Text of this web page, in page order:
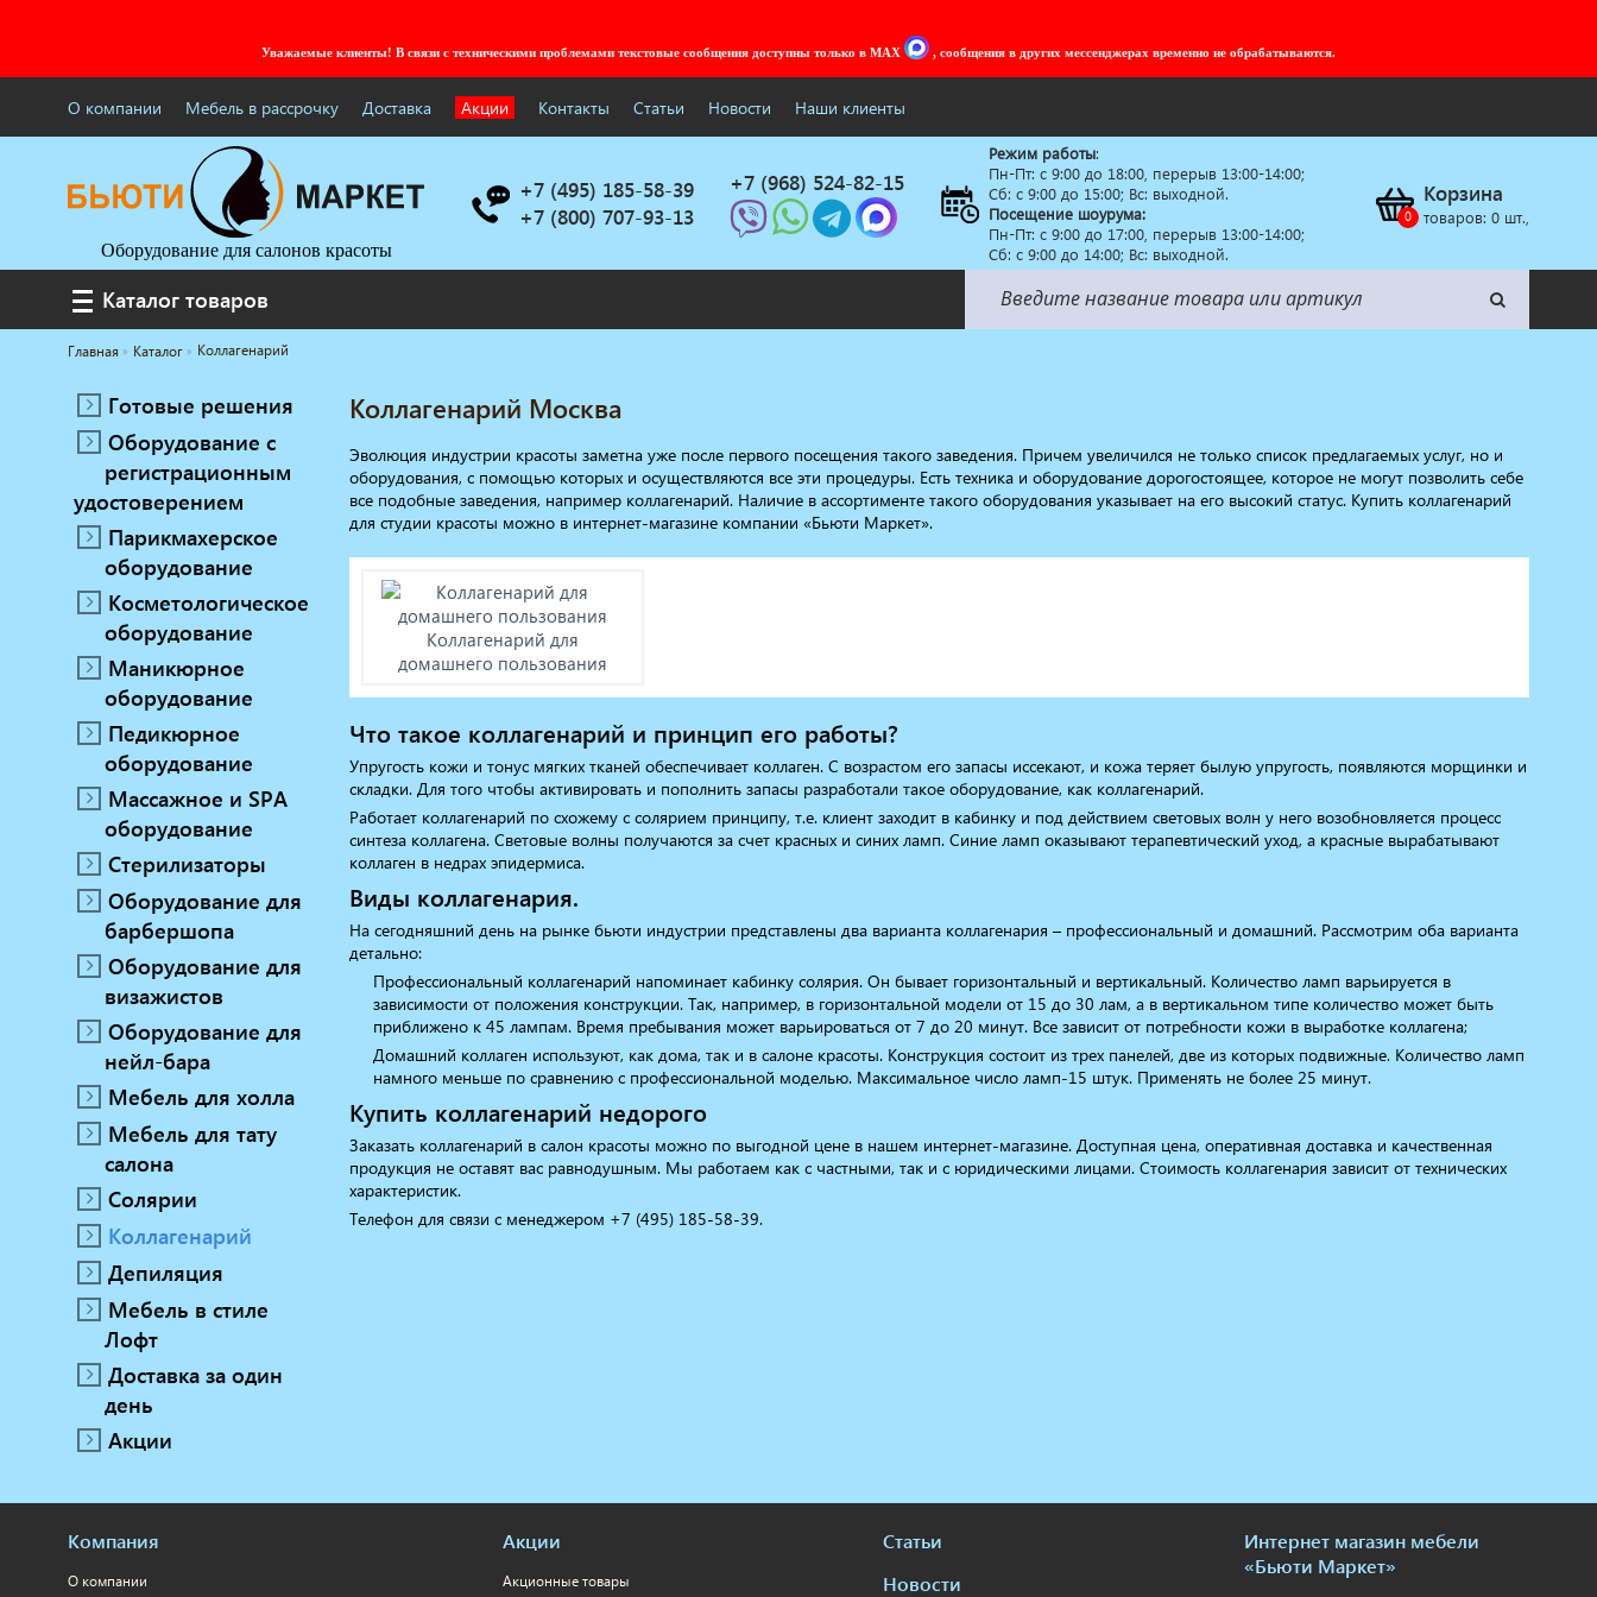
Уважаемые клиенты! В связи с техническими проблемами текстовые сообщения доступны только в MAX , сообщения в других мессенджерах временно не обрабатываются.
О компании Мебель в рассрочку Доставка Акции Контакты Статьи Новости Наши клиенты
Оборудование для салонов красоты
+7 (495) 185-58-39
+7 (800) 707-93-13
+7 (968) 524-82-15
Режим работы:
Пн-Пт: c 9:00 до 18:00, перерыв 13:00-14:00;
Сб: с 9:00 до 15:00; Вс: выходной.
Посещение шоурума:
Пн-Пт: c 9:00 до 17:00, перерыв 13:00-14:00;
Сб: с 9:00 до 14:00; Вс: выходной.
Корзина
товаров: 0шт.,
Каталог товаров
Каталог товаров
Готовые решения
Оборудование с регистрационным
удостоверением
Парикмахерское оборудование
Косметологическое оборудование
Маникюрное оборудование
Педикюрное оборудование
Массажное и SPA оборудование
Стерилизаторы
Оборудование для барбершопа
Оборудование для визажистов
Мебель для холла
Мебель в стиле Лофт
Доставка за один день
Главная Каталог Коллагенарий
Готовые решения
Оборудование с
регистрационным
удостоверением
Парикмахерское
оборудование
Косметологическое
оборудование
Маникюрное
оборудование
Педикюрное
оборудование
Массажное и SPA
оборудование
Стерилизаторы
Оборудование для
барбершопа
Оборудование для
визажистов
Оборудование для
нейл-бара
Мебель для холла
Мебель для тату
салона
Солярии
Коллагенарий
Депиляция
Мебель в стиле
Лофт
Доставка за один
день
Акции
Коллагенарий Москва
Эволюция индустрии красоты заметна уже после первого посещения такого заведения. Причем увеличился не только список предлагаемых услуг, но и
оборудования, с помощью которых и осуществляются все эти процедуры. Есть техника и оборудование дорогостоящее, которое не могут позволить себе
все подобные заведения, например коллагенарий. Наличие в ассортименте такого оборудования указывает на его высокий статус. Купить коллагенарий
для студии красоты можно в интернет-магазине компании «Бьюти Маркет».
Коллагенарий для
домашнего пользования
Что такое коллагенарий и принцип его работы?
Упругость кожи и тонус мягких тканей обеспечивает коллаген. С возрастом его запасы иссекают, и кожа теряет былую упругость, появляются морщинки и
складки. Для того чтобы активировать и пополнить запасы разработали такое оборудование, как коллагенарий.
Работает коллагенарий по схожему с солярием принципу, т.е. клиент заходит в кабинку и под действием световых волн у него возобновляется процесс
синтеза коллагена. Световые волны получаются за счет красных и синих ламп. Синие ламп оказывают терапевтический уход, а красные вырабатывают
коллаген в недрах эпидермиса.
Виды коллагенария.
На сегодняшний день на рынке бьюти индустрии представлены два варианта коллагенария – профессиональный и домашний. Рассмотрим оба варианта
детально:
Профессиональный коллагенарий напоминает кабинку солярия. Он бывает горизонтальный и вертикальный. Количество ламп варьируется в
зависимости от положения конструкции. Так, например, в горизонтальной модели от 15 до 30 лам, а в вертикальном типе количество может быть
приближено к 45 лампам. Время пребывания может варьироваться от 7 до 20 минут. Все зависит от потребности кожи в выработке коллагена;
Домашний коллаген используют, как дома, так и в салоне красоты. Конструкция состоит из трех панелей, две из которых подвижные. Количество ламп
намного меньше по сравнению с профессиональной моделью. Максимальное число ламп-15 штук. Применять не более 25 минут.
Купить коллагенарий недорого
Заказать коллагенарий в салон красоты можно по выгодной цене в нашем интернет-магазине. Доступная цена, оперативная доставка и качественная
продукция не оставят вас равнодушным. Мы работаем как с частными, так и с юридическими лицами. Стоимость коллагенария зависит от технических
характеристик.
Телефон для связи с менеджером +7 (495) 185-58-39.
Компания
О компании
Акции
Акционные товары
Статьи
Новости
Интернет магазин мебели
«Бьюти Маркет»